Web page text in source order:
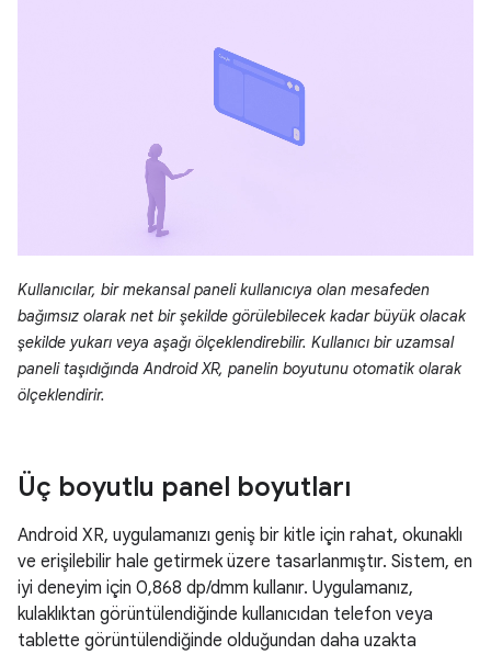
Kullanıcılar, bir mekansal paneli kullanıcıya olan mesafeden
bağımsız olarak net bir şekilde görülebilecek kadar büyük olacak
şekilde yukarı veya aşağı ölçeklendirebilir. Kullanıcı bir uzamsal
paneli taşıdığında Android XR, panelin boyutunu otomatik olarak
ölçeklendirir.
Üç boyutlu panel boyutları
Android XR, uygulamanızı geniş bir kitle için rahat, okunaklı
ve erişilebilir hale getirmek üzere tasarlanmıştır. Sistem, en
iyi deneyim için 0,868 dp/dmm kullanır. Uygulamanız,
kulaklıktan görüntülendiğinde kullanıcıdan telefon veya
tablette görüntülendiğinde olduğundan daha uzakta